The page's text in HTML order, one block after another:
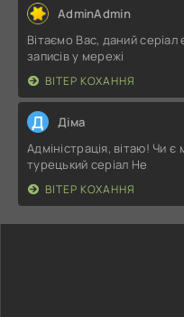
AdminAdmin
Вітаємо Вас, даний серіал
записів у мережі
ВІТЕР КОХАННЯ
Д Діма
Адміністрація, вітаю! Чи
турецький серіал Не
ВІТЕР КОХАННЯ